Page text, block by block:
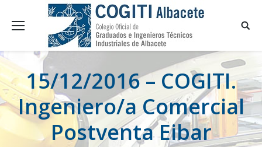
15/12/2016 – COGITI.
Ingeniero/a Comercial
Postventa Eibar